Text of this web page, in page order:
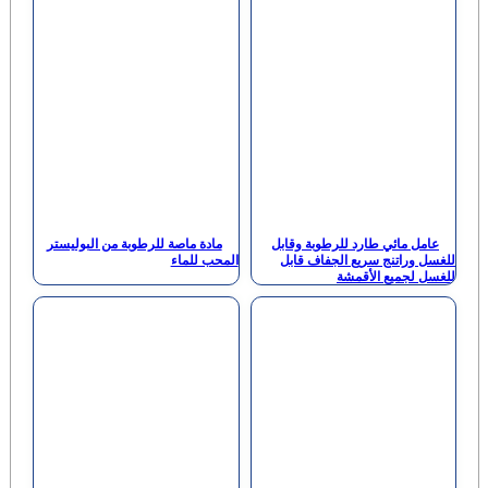
وقابل
قابل
مادة ماصة للرطوبة من البوليستر
المحب للماء